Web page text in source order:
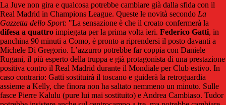
La Juve non gira e qualcosa potrebbe cambiare già dalla sfida con il
Real Madrid in Champions League. Queste le novità secondo La
Gazzetta dello Sport: "La sensazione è che il croato confermerà la
difesa a quattro impiegata per la prima volta ieri. Federico Gatti, in
panchina 90 minuti a Como, è pronto a riprendersi il posto davanti a
Michele Di Gregorio. L’azzurro potrebbe far coppia con Daniele
Rugani, il più esperto della truppa e già protagonista di una prestazione
positiva contro il Real Madrid durante il Mondiale per Club estivo. In
caso contrario: Gatti sostituirà il toscano e guiderà la retroguardia
assieme a Kelly, che finora non ha saltato nemmeno un minuto. Sulle
fasce Pierre Kalulu (pure lui mai sostituito) e Andrea Cambiaso. Tudor